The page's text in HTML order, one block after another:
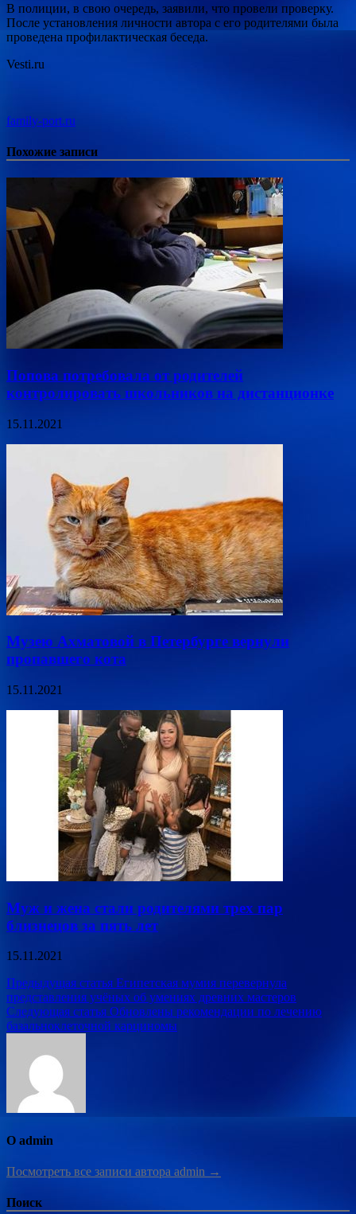
В полиции, в свою очередь, заявили, что провели проверку.
После установления личности автора с его родителями была
проведена профилактическая беседа.
Vesti.ru
family-port.ru
Похожие записи
Попова потребовала от родителей
контролировать школьников на дистанционке
15.11.2021
Музею Ахматовой в Петербурге вернули
пропавшего кота
15.11.2021
Муж и жена стали родителями трех пар
близнецов за пять лет
15.11.2021
Навигация
по
записям
Предыдущая статья Египетская мумия перевернула
представления учёных об умениях древних мастеров
Следующая статья Обновлены рекомендации по лечению
базальноклеточной карциномы
О admin
Посмотреть все записи автора admin →
Поиск